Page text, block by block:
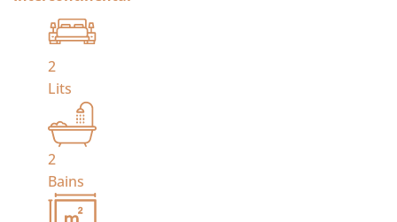
2
Lits
2
Bains